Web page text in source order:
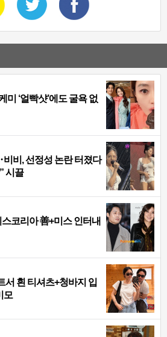
미 ‘얼빡샷’에도 굴욕 없
비, 선정성 논란 터졌다
시끌
스코리아 善+미스 인터내
서 흰 티셔츠+청바지 입
모